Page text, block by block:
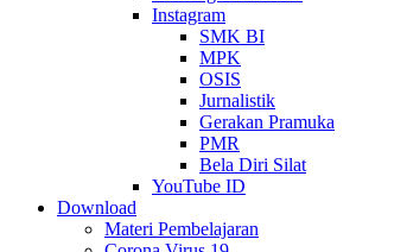
Instagram
SMK BI
MPK
OSIS
Jurnalistik
Gerakan Pramuka
PMR
Bela Diri Silat
YouTube ID
Download
Materi Pembelajaran